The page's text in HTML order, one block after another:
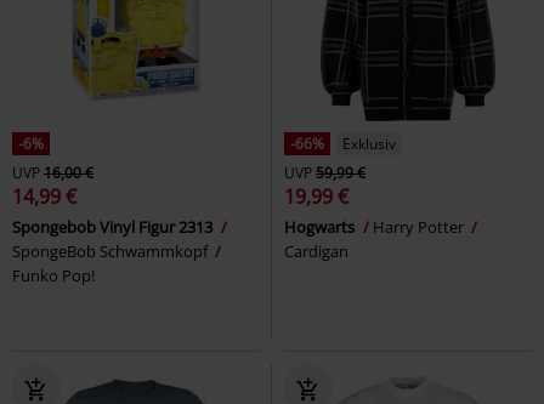
-6%
UVP16,00 €
14,99 €
Spongebob Vinyl Figur 2313
SpongeBob Schwammkopf
Funko Pop!
-66%
Exklusiv
UVP59,99 €
19,99 €
Hogwarts
Harry Potter
Cardigan